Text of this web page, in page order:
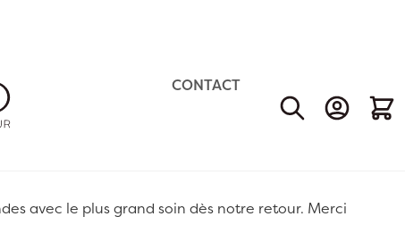
CONTACT
avec le plus grand soin dès notre retour. Merci